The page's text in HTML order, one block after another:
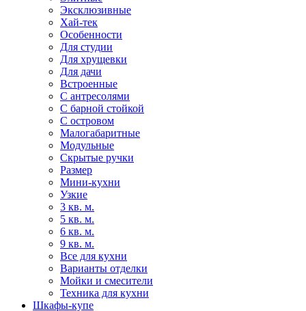
Эксклюзивные
Хай-тек
Особенности
Для студии
Для хрущевки
Для дачи
Встроенные
С антресолями
С барной стойкой
С островом
Малогабаритные
Модульные
Скрытые ручки
Размер
Мини-кухни
Узкие
3 кв. м.
5 кв. м.
6 кв. м.
9 кв. м.
Все для кухни
Варианты отделки
Мойки и смесители
Техника для кухни
Шкафы-купе